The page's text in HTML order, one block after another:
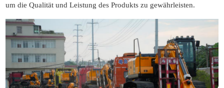
um die Qualität und Leistung des Produkts zu gewährleisten.